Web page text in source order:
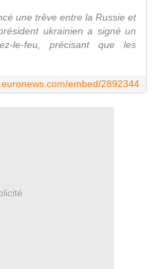
une trêve entre la Russie et
ukrainien a signé un
le-feu, précisant que les
embed/2892344